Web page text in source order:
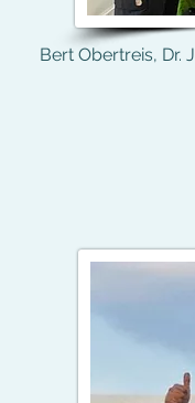
Bert Obertreis, Dr.